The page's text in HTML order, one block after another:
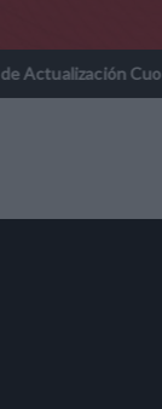
Cuotas